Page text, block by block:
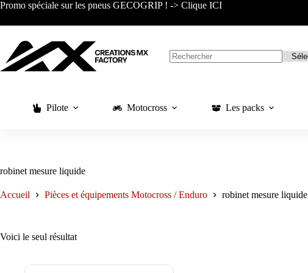
Passer
contenu
Promo spéciale sur les pneus GECOGRIP ! -> Clique ICI
Pilote Motocross Les packs
robinet mesure liquide
Accueil Pièces et équipements Motocross / Enduro robinet mesure liquide
Voici le seul résultat